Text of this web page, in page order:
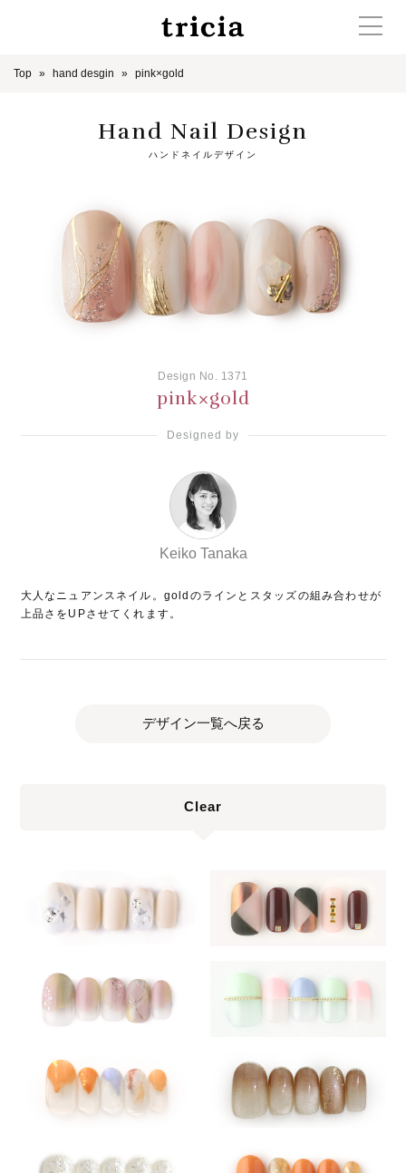
Top hand desgin pink×gold
Hand Nail Design
ハンドネイルデザイン
Design No. 1371
pink×gold
Designed by
Keiko Tanaka
大人なニュアンスネイル。goldのラインとスタッズの組み合わせが
上品さをUPさせてくれます。
デザイン一覧へ戻る
Clear